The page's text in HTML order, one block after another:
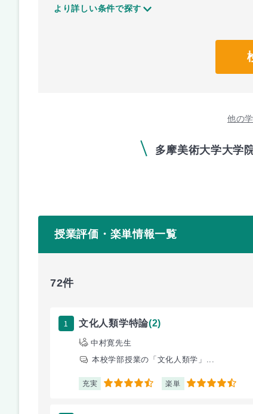
より詳しい条件で探す
他の
多摩美術大学大学
授業評価・楽単情報一覧
72件
1 文化人類学特論(2)
中村寛先生
本校学部授業の「文化人類学」...
充実 4.5 楽単 4.5